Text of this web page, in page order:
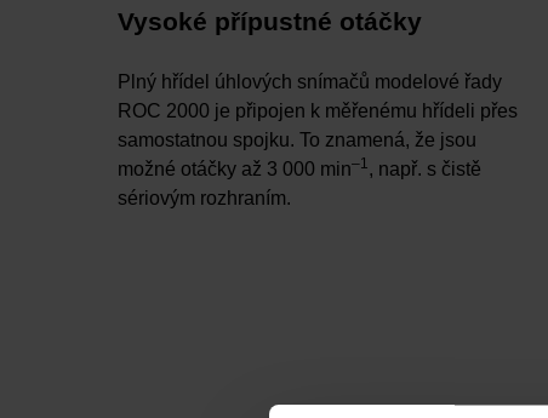
Vysoké přípustné otáčky
Plný hřídel úhlových snímačů modelové řady
ROC 2000 je připojen k měřenému hřídeli přes
samostatnou spojku. To znamená, že jsou
možné otáčky až 3 000 min–1, např. s čistě
sériovým rozhraním.